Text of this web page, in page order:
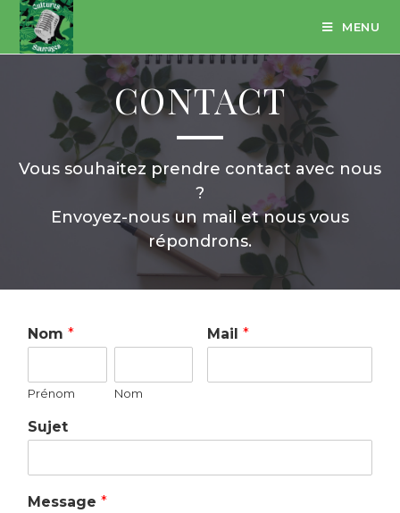
MENU
CONTACT
Vous souhaitez prendre contact avec nous
?
Envoyez-nous un mail et nous vous
répondrons.
Nom*
Prénom Nom
Mail *
Sujet
Message*